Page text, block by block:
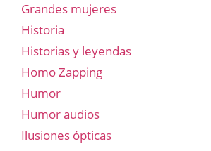
Grandes mujeres
Historia
Historias y leyendas
Homo Zapping
Humor
Humor audios
Ilusiones ópticas